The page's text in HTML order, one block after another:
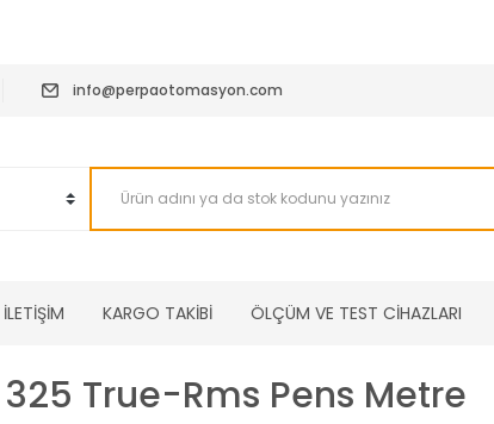
info@perpaotomasyon.com
İLETİŞİM KARGO TAKİBİ ÖLÇÜM VE TEST CİHAZLARI
325 True-Rms Pens Metre